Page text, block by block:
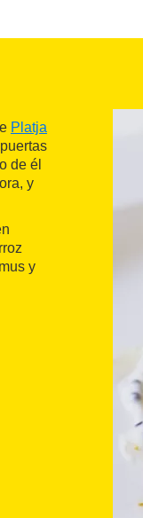
Platja
de él
y
y